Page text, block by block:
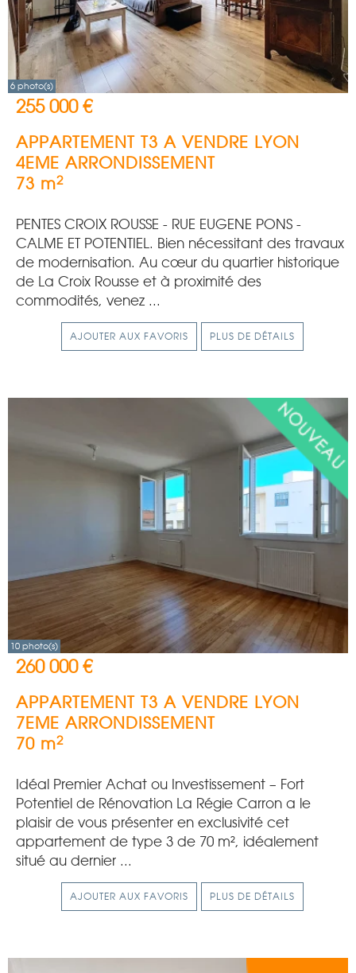
6 photo(s)
255 000 €
APPARTEMENT T3 A VENDRE LYON
4EME ARRONDISSEMENT
73 m2
PENTES CROIX ROUSSE - RUE EUGENE PONS -
CALME ET POTENTIEL. Bien nécessitant des travaux
de modernisation. Au cœur du quartier historique
de La Croix Rousse et à proximité des
commodités, venez ...
AJOUTER AUX FAVORIS PLUS DE DÉTAILS
10 photo(s)
260 000 €
APPARTEMENT T3 A VENDRE LYON
7EME ARRONDISSEMENT
70 m2
Idéal Premier Achat ou Investissement – Fort
Potentiel de Rénovation La Régie Carron a le
plaisir de vous présenter en exclusivité cet
appartement de type 3 de 70 m², idéalement
situé au dernier ...
AJOUTER AUX FAVORIS PLUS DE DÉTAILS